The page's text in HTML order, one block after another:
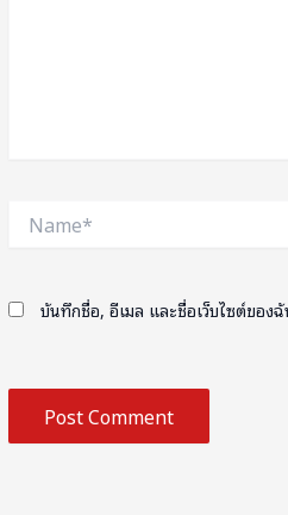
บันทึกชื่อ, อีเมล และชื่อเว็บไซต์ของ